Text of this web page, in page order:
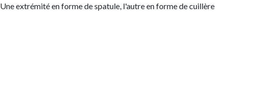
Une extrémité en forme de spatule, l'autre en forme de cuillère